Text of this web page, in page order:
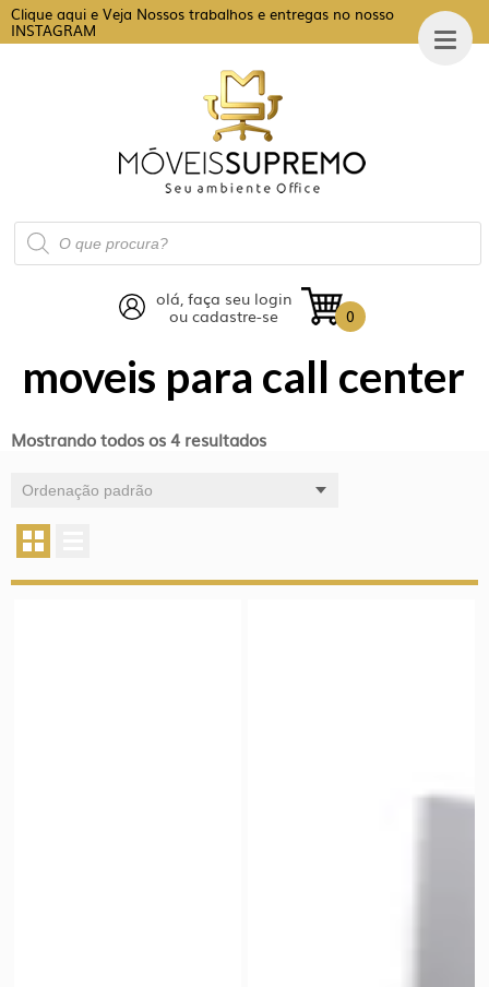
Clique aqui e Veja Nossos trabalhos e entregas no nosso
INSTAGRAM
Pesquisar
produtos
0
olá, faça seu login
ou cadastre-se
moveis para call center
Mostrando todos os 4 resultados